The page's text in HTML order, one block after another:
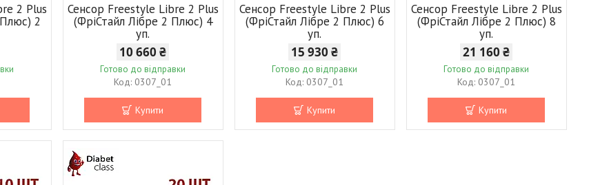
2 Plus
2
Сенсор Freestyle Libre 2 Plus
(ФріСтайл Лібре 2 Плюс) 4
уп.
10 660 ₴
Готово до відправки
0307_01
Купити
Сенсор Freestyle Libre 2 Plus
(ФріСтайл Лібре 2 Плюс) 6
уп.
15 930 ₴
Готово до відправки
0307_01
Купити
Сенсор Freestyle Libre 2 Plus
(ФріСтайл Лібре 2 Плюс) 8
уп.
21 160 ₴
Готово до відправки
0307_01
Купити